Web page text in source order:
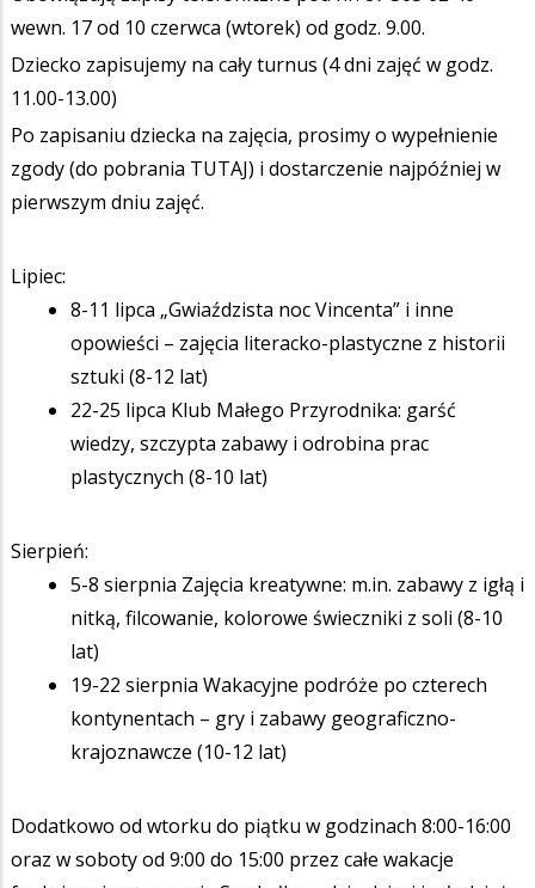
wewn. 17 od 10 czerwca (wtorek) od godz. 9.00.
Dziecko zapisujemy na cały turnus (4 dni zajęć w godz.
11.00-13.00)
Po zapisaniu dziecka na zajęcia, prosimy o wypełnienie
zgody (do pobrania TUTAJ) i dostarczenie najpóźniej w
pierwszym dniu zajęć.
Lipiec:
8-11 lipca „Gwiaździsta noc Vincenta” i inne
opowieści – zajęcia literacko-plastyczne z historii
sztuki (8-12 lat)
22-25 lipca Klub Małego Przyrodnika: garść
wiedzy, szczypta zabawy i odrobina prac
plastycznych (8-10 lat)
Sierpień:
5-8 sierpnia Zajęcia kreatywne: m.in. zabawy z igłą i
nitką, filcowanie, kolorowe świeczniki z soli (8-10
lat)
19-22 sierpnia Wakacyjne podróże po czterech
kontynentach ­– gry i zabawy geograficzno-
krajoznawcze (10-12 lat)
Dodatkowo od wtorku do piątku w godzinach 8:00-16:00
oraz w soboty od 9:00 do 15:00 przez całe wakacje